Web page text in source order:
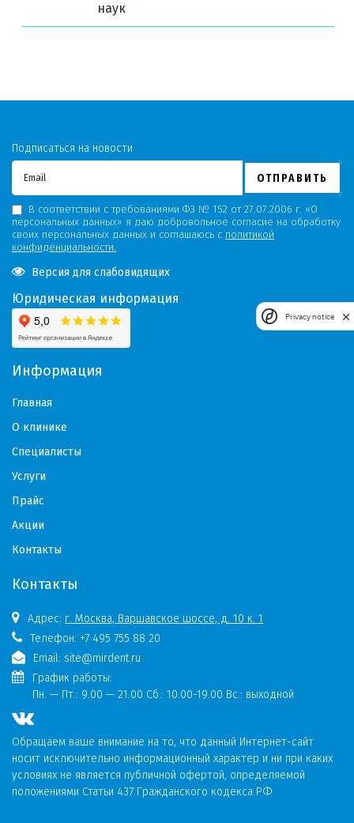
наук
Подписаться на новости
ОТПРАВИТЬ
В соответствии с требованиями ФЗ № 152 от 27.07.2006 г. «О
персональных данных» я даю добровольное согласие на обработку
своих персональных данных и соглашаюсь с политикой
конфиденциальности.
Версия для слабовидящих
Юридическая информация
Информация
Главная
О клинике
Специалисты
Услуги
Прайс
Акции
Контакты
Контакты
Адрес: г. Москва, Варшавское шоссе, д. 10 к. 1
Телефон: +7 495 755 88 20
Email: site@mirdent.ru
График работы:
Пн. — Пт.: 9.00 — 21.00 Сб.: 10.00-19.00 Вс.: выходной
Обращаем ваше внимание на то, что данный Интернет-сайт
носит исключительно информационный характер и ни при каких
условиях не является публичной офертой, определяемой
положениями Статьи 437 Гражданского кодекса РФ
Privacy notice